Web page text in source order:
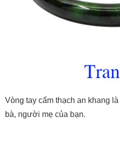
Vòng tay cẩm thạch an khang
bà, người mẹ của bạn.